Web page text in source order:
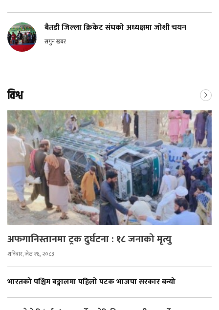
बैतडी जिल्ला क्रिकेट संघको अध्यक्षमा जोशी चयन
सगुन खबर
विश्व
अफगानिस्तानमा ट्रक दुर्घटना : १८ जनाको मृत्यु
शनिबार, जेठ १६, २०८३
भारतको पश्चिम बङ्गालमा पहिलो पटक भाजपा सरकार बन्यो